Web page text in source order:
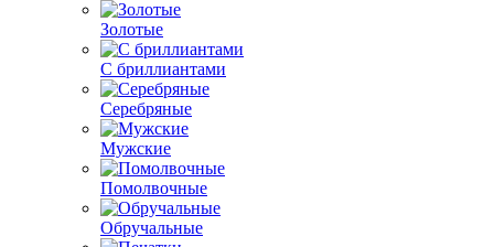
Золотые
С бриллиантами
Серебряные
Мужские
Помолвочные
Обручальные